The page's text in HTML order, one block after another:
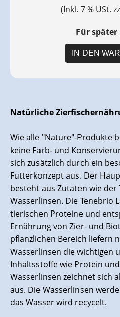
(Inkl. 7 % USt.
Für
IN DEN
Natürliche
Wie alle "Nature"-Produkte
keine Farb- und
sich zusätzlich durch ein
Futterkonzept aus. Der
besteht aus Zutaten wie der
Wasserlinsen. Die Tenebrio
tierischen Proteine und
Ernährung von Zier- und
pflanzlichen Bereich liefern
Wasserlinsen die wichtigen
Inhaltsstoffe wie Protein
Wasserlinsen zeichnet sich
aus. Die Wasserlinsen
das Wasser wird recycelt.